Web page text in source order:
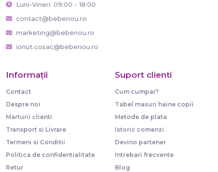
Luni-Vineri: 09:00 - 18:00
contact@bebenou.ro
marketing@bebenou.ro
ionut.cosac@bebenou.ro
Informaţii
Contact
Despre noi
Marturii clienti
Transport si Livrare
Termeni si Conditii
Politica de confidentialitate
Retur
Suport clienti
Cum cumpar?
Tabel masuri haine copii
Metode de plata
Istoric comenzi
Devino partener
Intrebari frecvente
Blog